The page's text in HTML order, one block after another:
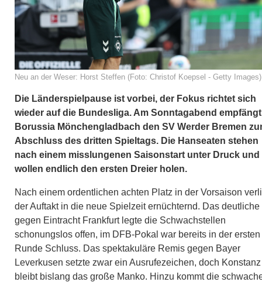
Neu an der Weser: Horst Steffen (Foto: Christof Koepsel - Getty Images)
Die Länderspielpause ist vorbei, der Fokus richtet sich
wieder auf die Bundesliga. Am Sonntagabend empfängt
Borussia Mönchengladbach den SV Werder Bremen
Abschluss des dritten Spieltags. Die Hanseaten stehen
nach einem misslungenen Saisonstart unter Druck und
wollen endlich den ersten Dreier holen.
Nach einem ordentlichen achten Platz in der Vorsaison
der Auftakt in die neue Spielzeit ernüchternd. Das deutliche
gegen Eintracht Frankfurt legte die Schwachstellen
schonungslos offen, im DFB-Pokal war bereits in der ersten
Runde Schluss. Das spektakuläre Remis gegen Bayer
Leverkusen setzte zwar ein Ausrufezeichen, doch Konstanz
bleibt bislang das große Manko. Hinzu kommt die